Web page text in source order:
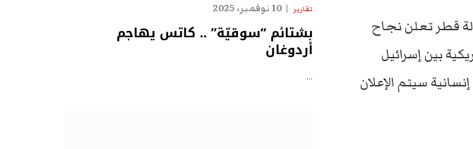
قطر تعلن نجاح
بين إسرائيل
سيتم الإعلان
تقارير 10 نوفمبر، 2025
بشتائم “سوقيّة” .. كاتس يهاجم
أردوغان
…